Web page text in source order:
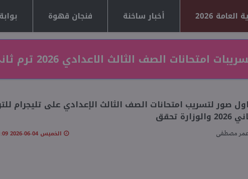
2026 أخبار ساخنة فنجان قهوة
امتحانات الصف الثالث الاعدادي 2026 ترم ثاني
صور لتسريب امتحانات الصف الثالث الإعدادي على تليجرام
تحقق
مصطفى الخميس 04-06-2026 01:09 صـ